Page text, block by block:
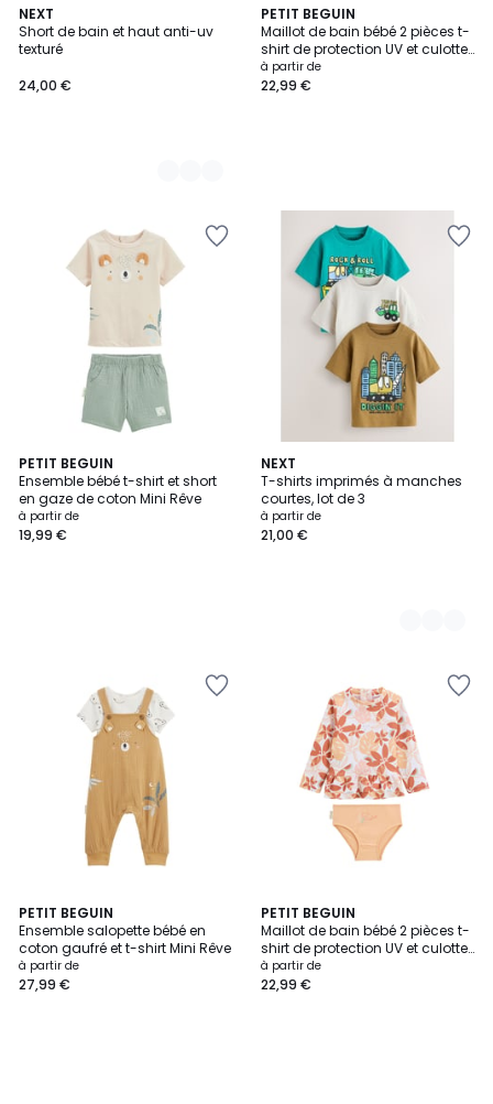
NEXT
Short de bain et haut anti-uv
texturé
24,00 €
2
Couleurs
PETIT BEGUIN
Maillot de bain bébé 2 pièces t-
shirt de protection UV et culotte
Rosara
à partir de
22,99 €
PETIT BEGUIN
Ensemble bébé t-shirt et short
en gaze de coton Mini Rêve
à partir de
19,99 €
NEXT
T-shirts imprimés à manches
courtes, lot de 3
à partir de
21,00 €
10
Couleurs
PETIT BEGUIN
Ensemble salopette bébé en
coton gaufré et t-shirt Mini Rêve
à partir de
27,99 €
PETIT BEGUIN
Maillot de bain bébé 2 pièces t-
shirt de protection UV et culotte
Cassis
à partir de
22,99 €